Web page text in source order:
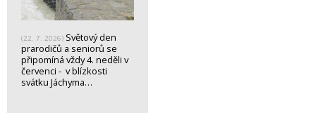
(22. 7. 2026) Světový den
prarodičů a seniorů se
připomíná vždy 4. neděli v
červenci - v blízkosti
svátku Jáchyma…